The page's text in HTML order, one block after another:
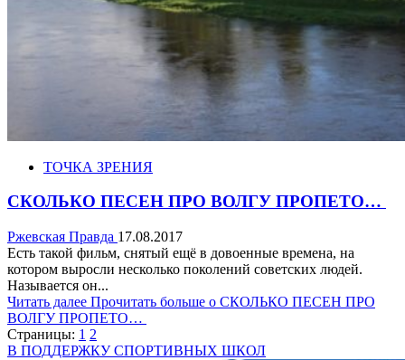
ТОЧКА ЗРЕНИЯ
СКОЛЬКО ПЕСЕН ПРО ВОЛГУ ПРОПЕТО…
Ржевская Правда 17.08.2017
Есть такой фильм, снятый ещё в довоенные времена, на
котором выросли несколько поколений советских людей.
Называется он...
Читать далее Прочитать больше о СКОЛЬКО ПЕСЕН ПРО
ВОЛГУ ПРОПЕТО…
Страницы: 1 2
В ПОДДЕРЖКУ СПОРТИВНЫХ ШКОЛ